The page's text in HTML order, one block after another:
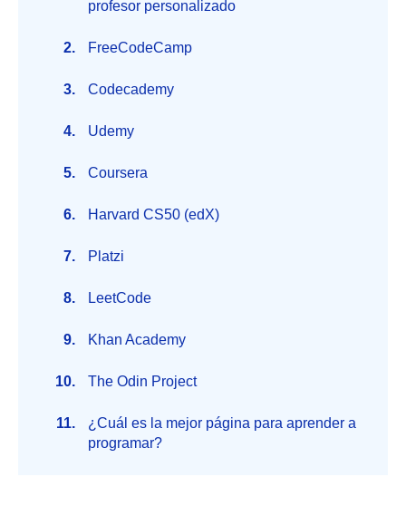
profesor personalizado
FreeCodeCamp
Codecademy
Udemy
Coursera
Harvard CS50 (edX)
Platzi
LeetCode
Khan Academy
The Odin Project
¿Cuál es la mejor página para aprender a
programar?